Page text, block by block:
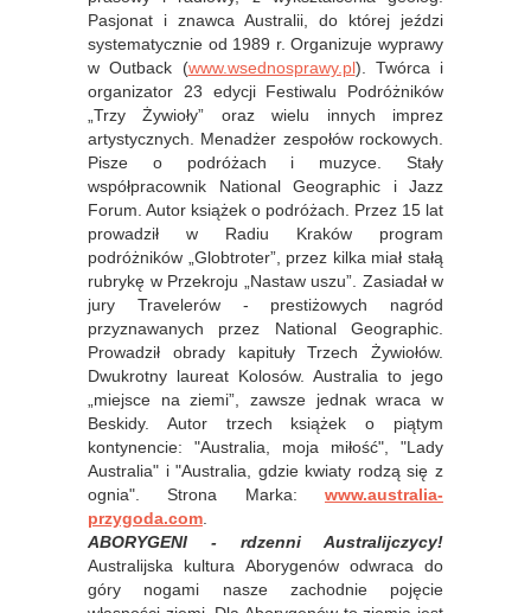
Pasjonat i znawca Australii, do której jeździ
systematycznie od 1989 r. Organizuje wyprawy
w Outback (www.wsednosprawy.pl). Twórca i
organizator 23 edycji Festiwalu Podróżników
„Trzy Żywioły” oraz wielu innych imprez
artystycznych. Menadżer zespołów rockowych.
Pisze o podróżach i muzyce. Stały
współpracownik National Geographic i Jazz
Forum. Autor książek o podróżach. Przez 15 lat
prowadził w Radiu Kraków program
podróżników „Globtroter”, przez kilka miał stałą
rubrykę w Przekroju „Nastaw uszu”. Zasiadał w
jury Travelerów - prestiżowych nagród
przyznawanych przez National Geographic.
Prowadził obrady kapituły Trzech Żywiołów.
Dwukrotny laureat Kolosów. Australia to jego
„miejsce na ziemi”, zawsze jednak wraca w
Beskidy. Autor trzech książek o piątym
kontynencie: "Australia, moja miłość", "Lady
Australia" i "Australia, gdzie kwiaty rodzą się z
ognia". Strona Marka: www.australia-
przygoda.com
ABORYGENI - rdzenni Australijczycy!
Australijska kultura Aborygenów odwraca do
góry nogami nasze zachodnie pojęcie